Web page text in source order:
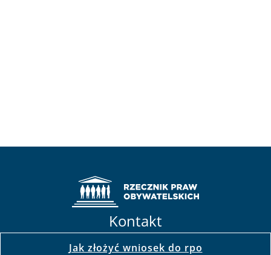
Kontakt
Jak złożyć wniosek do rpo